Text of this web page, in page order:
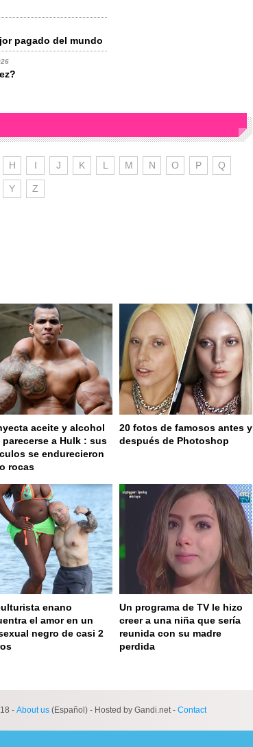
pagado del mundo
H I J K L M N O P Q
Y Z
aceite y alcohol
parecerse a Hulk : sus
se endurecieron
rocas
20 fotos de famosos antes y
después de Photoshop
enano
el amor en un
negro de casi 2
Un programa de TV le hizo
creer a una niña que sería
reunida con su madre
perdida
- About us (Español) - Hosted by Gandi.net - Contact